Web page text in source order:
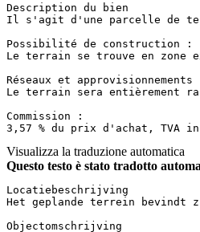
Description du bien
Il s'agit d'une parcelle de
Possibilité de construction :
Le terrain se trouve en zone
Réseaux et
Le terrain sera entièrement
Commission :
3,57 % du prix d'achat, TVA
Visualizza la traduzione automatica
Questo testo è stato tradotto
Locatiebeschrijving
Het geplande terrein bevindt
Objectomschrijving